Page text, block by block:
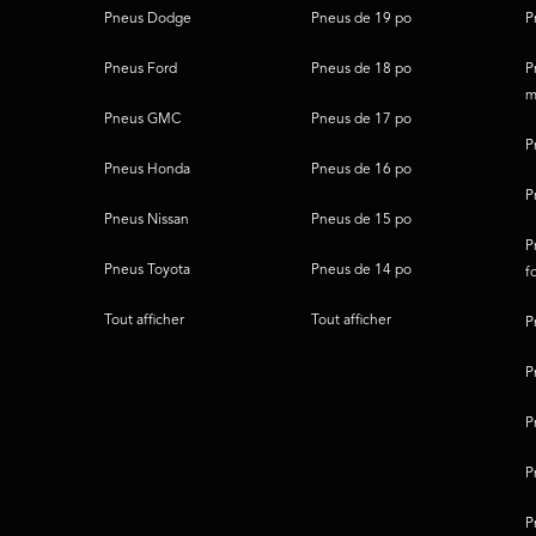
Pneus Dodge
Pneus Ford
Pneus GMC
Pneus Honda
Pneus Nissan
Pneus Toyota
Tout afficher
Pneus de 19 po
Pneus de 18 po
Pneus de 17 po
Pneus de 16 po
Pneus de 15 po
Pneus de 14 po
Tout afficher